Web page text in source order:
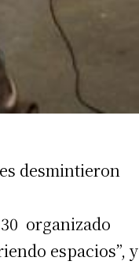
desmintieron
organizado
espacios”, y